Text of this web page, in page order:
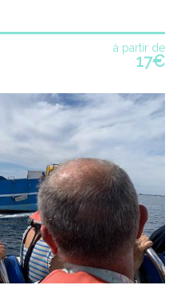
à partir de
17€